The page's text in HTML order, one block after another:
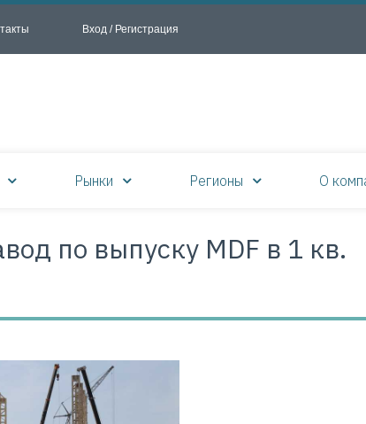
Вход / Регистрация
Рынки Регионы О
по выпуску MDF в 1 кв.